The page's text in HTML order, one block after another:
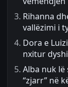
Rihanna
vallëzimi i
Dora e
nxitur
Alba nuk
“zjarr” në